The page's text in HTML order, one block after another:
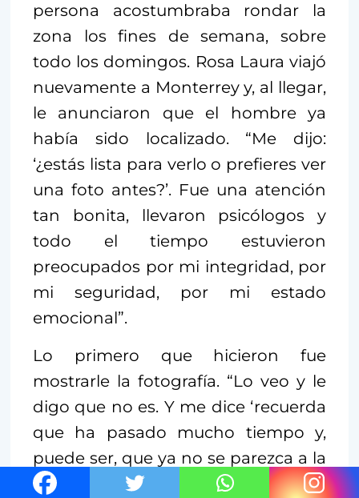
persona acostumbraba rondar la
zona los fines de semana, sobre
todo los domingos. Rosa Laura viajó
nuevamente a Monterrey y, al llegar,
le anunciaron que el hombre ya
había sido localizado. “Me dijo:
‘¿estás lista para verlo o prefieres ver
una foto antes?’. Fue una atención
tan bonita, llevaron psicólogos y
todo el tiempo estuvieron
preocupados por mi integridad, por
mi seguridad, por mi estado
emocional”.
Lo primero que hicieron fue
mostrarle la fotografía. “Lo veo y le
digo que no es. Y me dice ‘recuerda
que ha pasado mucho tiempo y,
puede ser, que ya no se parezca a la
persona que dejaste de ver’”,